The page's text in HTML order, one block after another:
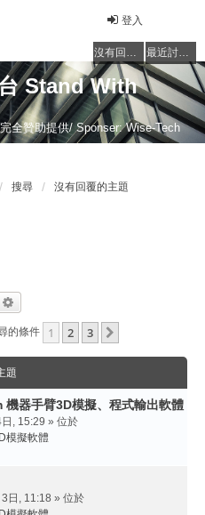
登入
沒有回覆的主題 最近討論的主題
Stand With
全贊助提供/ Sponser: Wise-Tech
搜尋 沒有回覆的主題
尋
的條件 1 2 3
題
器手臂3D模擬、程式輸出軟體
, 15:29 » 位於
模擬軟體
日, 11:18 » 位於